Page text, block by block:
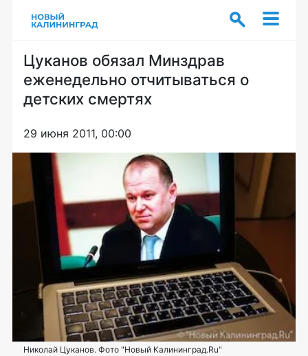
Цуканов обязал Минздрав
еженедельно отчитываться о
детских смертях
29 июня 2011, 00:00
Николай Цуканов. Фото "Новый Калининград.Ru"